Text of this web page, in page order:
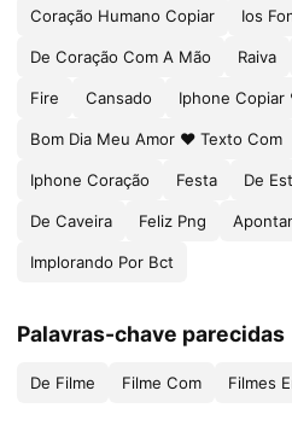
Coração Humano Copiar Ios
De Coração Com A Mão Raiva
Fire Cansado Iphone
Bom Dia Meu Amor ❤ Texto Com
Iphone Coração Festa De
De Caveira Feliz Png
Implorando Por Bct
Palavras-chave parecidas
De Filme Filme Com Filmes